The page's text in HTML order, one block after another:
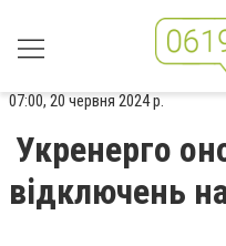
07:00, 20 червня 2024 р.
Укренерго
відключень